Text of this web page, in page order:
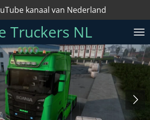
Truckers NL
kanaal van Nederland